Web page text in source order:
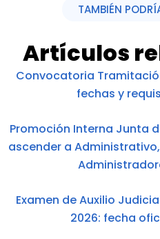
TAMBIÉN
Artículos
Convocatoria
fechas y
Promoción Interna Junta
ascender a
Examen de Auxilio
2026: fecha